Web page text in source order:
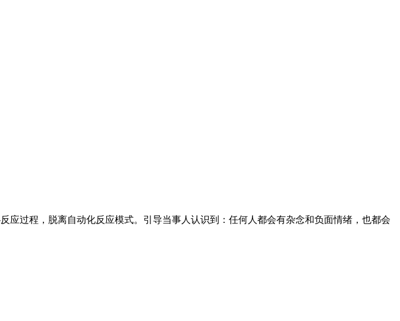
过程，脱离自动化反应模式。引导当事人认识到：任何人都会有杂念和负面情绪，也都会